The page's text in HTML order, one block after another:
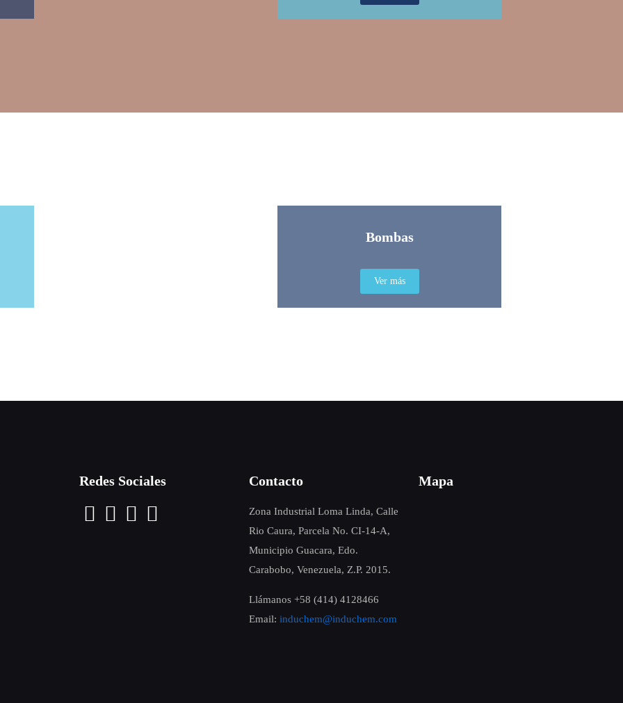
Bombas
Ver más
Redes Sociales Contacto
Zona Industrial Loma Linda, Calle
Rio Caura, Parcela No. CI-14-A,
Municipio Guacara, Edo.
Carabobo, Venezuela, Z.P. 2015.
Llámanos +58 (414) 4128466
Email: induchem@induchem.com
Mapa